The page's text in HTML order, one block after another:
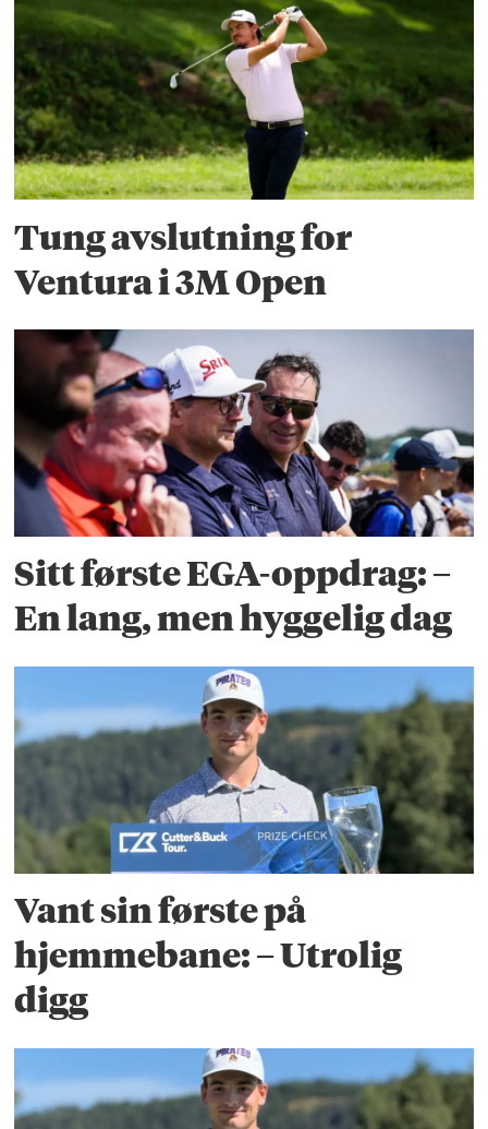
Tung avslutning for
Ventura i 3M Open
Sitt første EGA-oppdrag: –
En lang, men hyggelig dag
Vant sin første på
hjemmebane: – Utrolig
digg